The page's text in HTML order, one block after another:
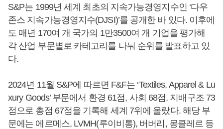
S&P는 1999년 세계 최초의 지속가능경영지수인 ‘다우
존스 지속가능경영지수(DJSI)’를 공개한 바 있다. 이후에
도 매년 170여 개 국가의 1만3500여 개 기업을 평가해
각 산업 부문별로 카테고리를 나눠 순위를 발표하고 있
다.
2024년 11월 S&P에 따르면 F&F는 ‘Textiles, Apparel & Lu
xury Goods’ 부문에서 환경 61점, 사회 68점, 지배구조 73
점으로 총점 67점을 기록해 세계 7위에 올랐다. 해당 부
문에는 에르메스, LVMH(루이비통), 버버리, 몽클레르 등